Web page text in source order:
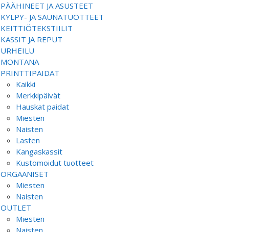
PÄÄHINEET JA ASUSTEET
KYLPY- JA SAUNATUOTTEET
KEITTIÖTEKSTIILIT
KASSIT JA REPUT
URHEILU
MONTANA
PRINTTIPAIDAT
Kaikki
Merkkipäivät
Hauskat paidat
Miesten
Naisten
Lasten
Kangaskassit
Kustomoidut tuotteet
ORGAANISET
Miesten
Naisten
OUTLET
Miesten
Naisten